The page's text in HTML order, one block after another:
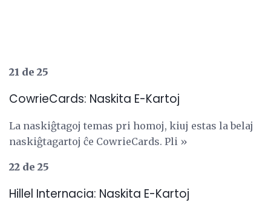
21 de 25
CowrieCards: Naskita E-Kartoj
La naskiĝtagoj temas pri homoj, kiuj estas la belaj
naskiĝtagartoj ĉe CowrieCards. Pli »
22 de 25
Hillel Internacia: Naskita E-Kartoj